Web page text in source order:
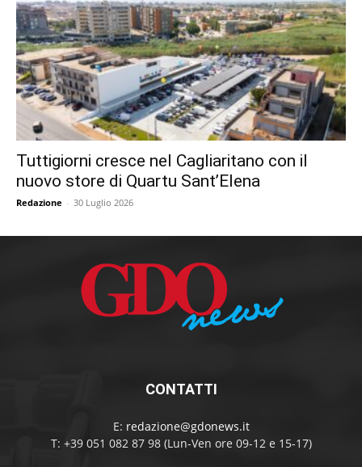
Tuttigiorni cresce nel Cagliaritano con il
nuovo store di Quartu Sant’Elena
Redazione - 30 Luglio 2026
CONTATTI
E: redazione@gdonews.it
T: +39 051 082 87 98 (Lun-Ven ore 09-12 e 15-17)